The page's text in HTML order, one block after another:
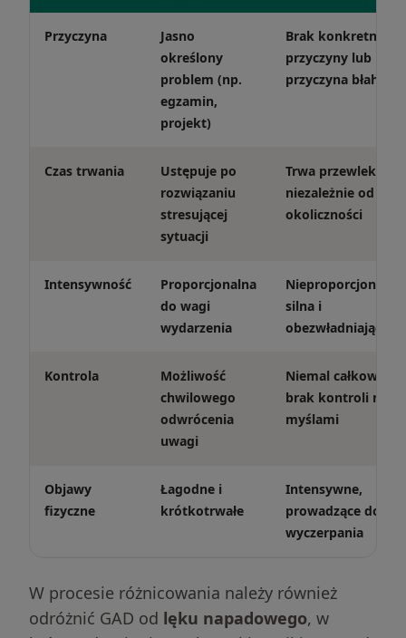
Przyczyna
Jasno
określony
problem (np.
egzamin,
projekt)
Brak konkretnej
przyczyny lub
przyczyna błaha
Czas trwania
Ustępuje po
rozwiązaniu
stresującej
sytuacji
Trwa przewlekle,
niezależnie od
okoliczności
Intensywność
Proporcjonalna
do wagi
wydarzenia
Nieproporcjonalnie
silna i
obezwładniająca
Kontrola
Możliwość
chwilowego
odwrócenia
uwagi
Niemal całkowity
brak kontroli nad
myślami
Objawy
fizyczne
Łagodne i
krótkotrwałe
Intensywne,
prowadzące do
wyczerpania
W procesie różnicowania należy również
odróżnić GAD od lęku napadowego, w